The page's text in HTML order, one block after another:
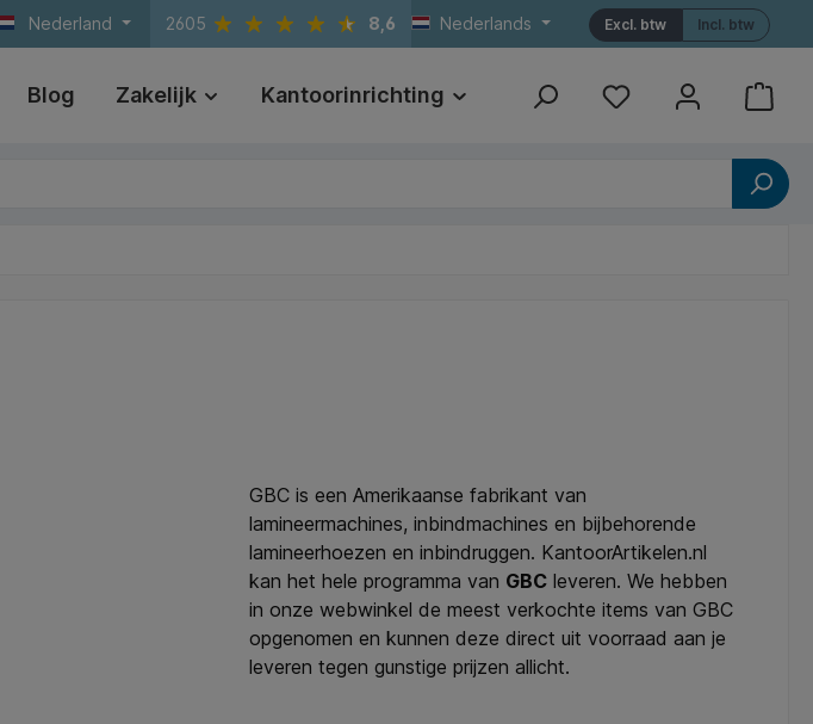
Nederland 2605 8,6 Nederlands Incl. btw
Excl. btw
Blog Zakelijk Kantoorinrichting Print Referenties
GBC is een Amerikaanse fabrikant van
lamineermachines, inbindmachines en bijbehorende
lamineerhoezen en inbindruggen. KantoorArtikelen.nl
kan het hele programma van GBCleveren. We hebben
in onze webwinkel de meest verkochte items van GBC
opgenomen en kunnen deze direct uit voorraad aan je
leveren tegen gunstige prijzen allicht.